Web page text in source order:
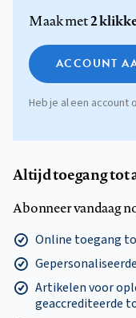
Maak met2
ACCOUNT
Heb je al een account
Altijd toegang tot
Abonneer vandaag
Online toegang
Artikelen voor
geaccrediteerde